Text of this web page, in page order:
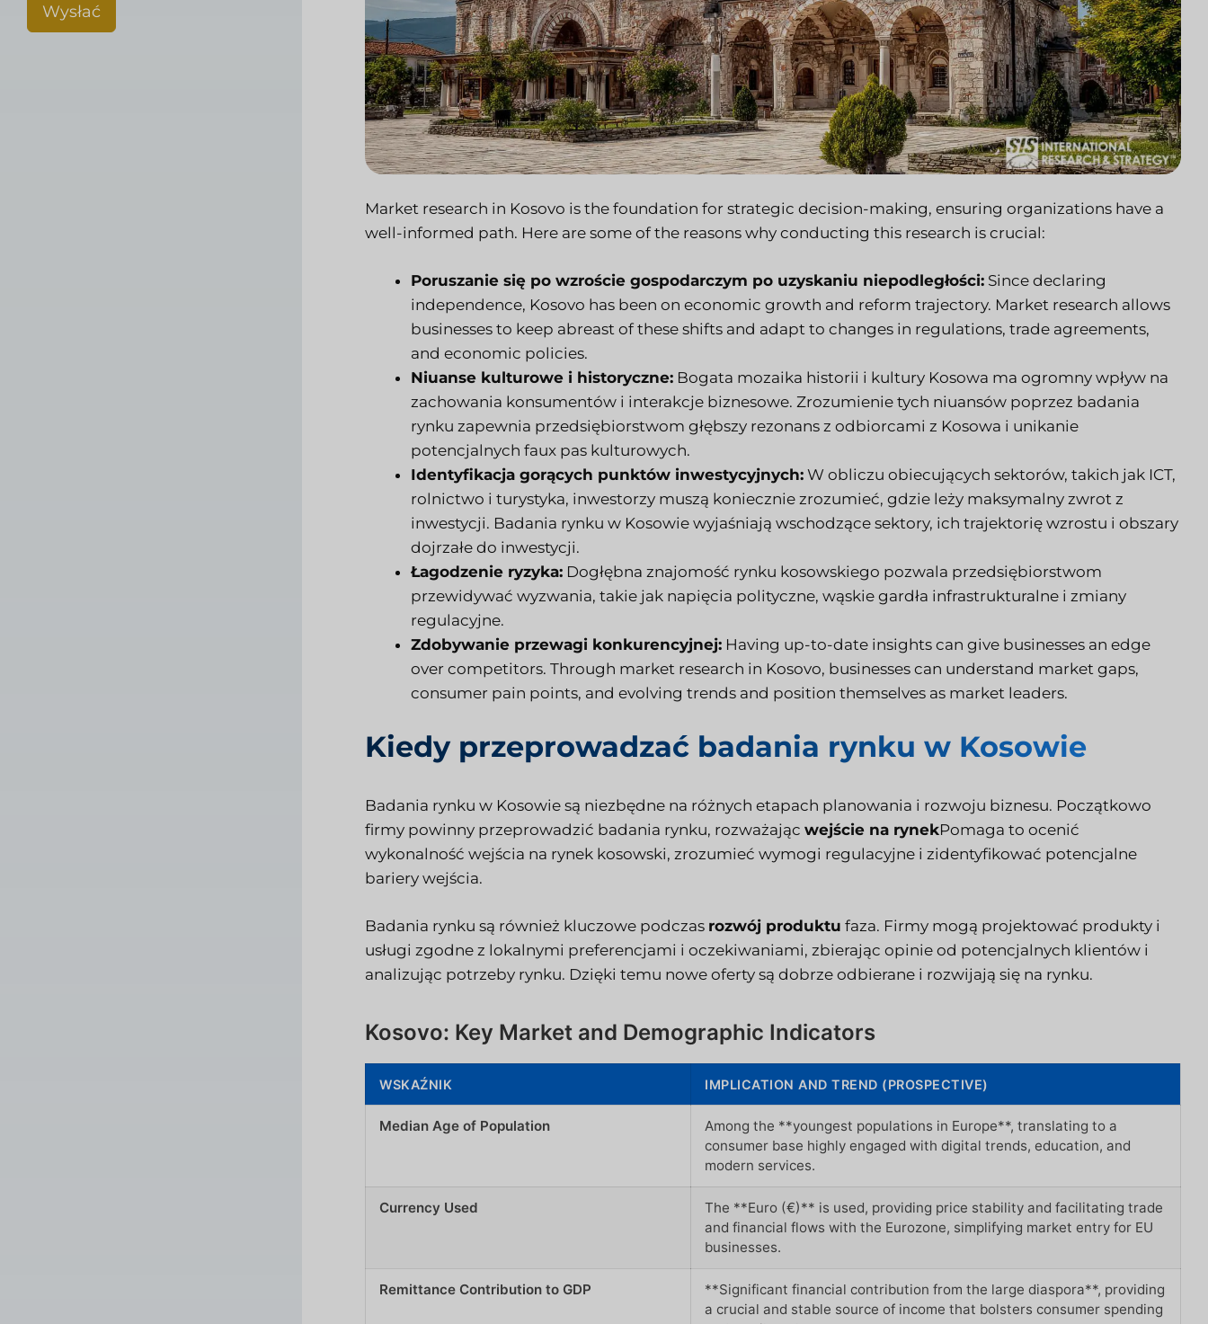
Market research in Kosovo is the foundation for strategic decision-making, ensuring organizations have a
well-informed path. Here are some of the reasons why conducting this research is crucial:
Poruszanie się po wzroście gospodarczym po uzyskaniu niepodległości: Since declaring
independence, Kosovo has been on economic growth and reform trajectory. Market research allows
businesses to keep abreast of these shifts and adapt to changes in regulations, trade agreements,
and economic policies.
Niuanse kulturowe i historyczne: Bogata mozaika historii i kultury Kosowa ma ogromny wpływ na
zachowania konsumentów i interakcje biznesowe. Zrozumienie tych niuansów poprzez badania
rynku zapewnia przedsiębiorstwom głębszy rezonans z odbiorcami z Kosowa i unikanie
potencjalnych faux pas kulturowych.
Identyfikacja gorących punktów inwestycyjnych: W obliczu obiecujących sektorów, takich jak ICT,
rolnictwo i turystyka, inwestorzy muszą koniecznie zrozumieć, gdzie leży maksymalny zwrot z
inwestycji. Badania rynku w Kosowie wyjaśniają wschodzące sektory, ich trajektorię wzrostu i obszary
dojrzałe do inwestycji.
Łagodzenie ryzyka: Dogłębna znajomość rynku kosowskiego pozwala przedsiębiorstwom
przewidywać wyzwania, takie jak napięcia polityczne, wąskie gardła infrastrukturalne i zmiany
regulacyjne.
Zdobywanie przewagi konkurencyjnej: Having up-to-date insights can give businesses an edge
over competitors. Through market research in Kosovo, businesses can understand market gaps,
consumer pain points, and evolving trends and position themselves as market leaders.
Kiedy przeprowadzać badania rynku w Kosowie
Badania rynku w Kosowie są niezbędne na różnych etapach planowania i rozwoju biznesu. Początkowo
firmy powinny przeprowadzić badania rynku, rozważając wejście na rynekPomaga to ocenić
wykonalność wejścia na rynek kosowski, zrozumieć wymogi regulacyjne i zidentyfikować potencjalne
bariery wejścia.
Badania rynku są również kluczowe podczas rozwój produktu faza. Firmy mogą projektować produkty i
usługi zgodne z lokalnymi preferencjami i oczekiwaniami, zbierając opinie od potencjalnych klientów i
analizując potrzeby rynku. Dzięki temu nowe oferty są dobrze odbierane i rozwijają się na rynku.
Kosovo: Key Market and Demographic Indicators
WSKAŹNIK IMPLICATION AND TREND (PROSPECTIVE)
Median Age of Population
Among the **youngest populations in Europe**, translating to a
consumer base highly engaged with digital trends, education, and
modern services.
Currency Used
The **Euro (€)** is used, providing price stability and facilitating trade
and financial flows with the Eurozone, simplifying market entry for EU
businesses.
Remittance Contribution to GDP
**Significant financial contribution from the large diaspora**, providing
a crucial and stable source of income that bolsters consumer spending
Wysłać